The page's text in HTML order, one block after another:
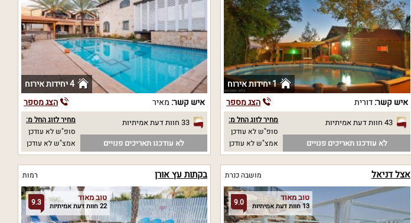
1 יחידות אירוח
איש קשר:דורית הצג מספר
43 חוות דעת אמיתיות
לא עודכנו תאריכים פנויים
מחיר לזוג החל מ:
סופ"ש לא עודכן
אמצ"ש לא עודכן
4 יחידות אירוח
איש קשר: מאיר הצג מספר
33 חוות דעת אמיתיות
לא עודכנו תאריכים פנויים
מחיר לזוג החל מ:
סופ"ש לא עודכן
אמצ"ש לא עודכן
אצל דניאל מושבה כנרת
9.0 טוב מאוד
13 חוות דעת אמיתיות
בקתות עץ אורן רמות
9.3 טוב מאוד
22 חוות דעת אמיתיות